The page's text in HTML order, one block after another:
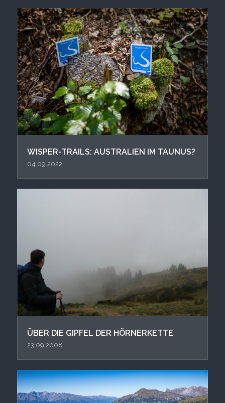
WISPER-TRAILS: AUSTRALIEN IM TAUNUS?
04.09.2022
ÜBER DIE GIPFEL DER HÖRNERKETTE
23.09.2008